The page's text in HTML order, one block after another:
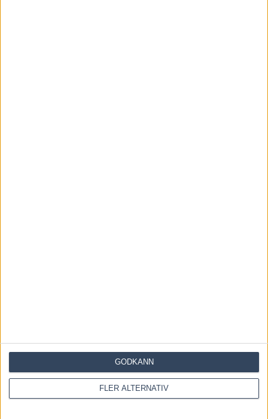
FLER ALTERNATIV
GODKÄNN
Denna webbplats använder Akismet för att minska skräppost.
Lär dig om hur din kommentarsdata bearbetas